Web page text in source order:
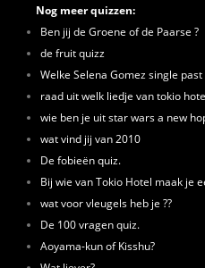
Nog meer quizzen:
Ben jij de Groene of de Paarse ?
de fruit quizz
Welke Selena Gomez single past
raad uit welk liedje van tokio
wie ben je uit star wars a new
wat vind jij van 2010
De fobieën quiz.
Bij wie van Tokio Hotel maak je
wat voor vleugels heb je ??
De 100 vragen quiz.
Aoyama-kun of Kisshu?